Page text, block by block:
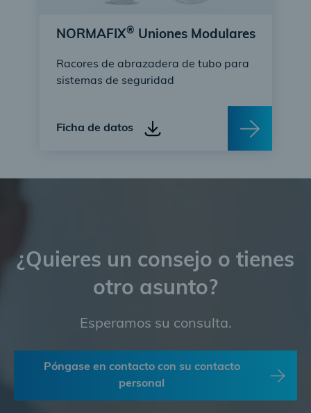
NORMAFIX® Uniones Modulares
Racores de abrazadera de tubo para
sistemas de seguridad
Ficha de datos
¿Quieres un consejo o tienes
otro asunto?
Esperamos su consulta.
Póngase en contacto con su contacto
personal